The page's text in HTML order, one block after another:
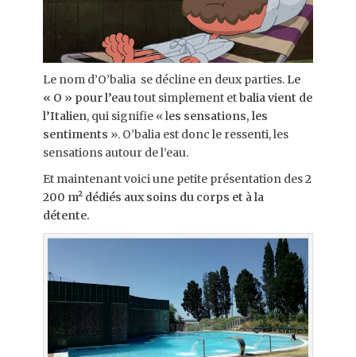
Le nom d’O’balia se décline en deux parties. Le
« O » pour l’eautout simplement etbalia vient de
l’Italien, qui signifie « les sensations, les
sentiments ». O’balia est donc le ressenti, les
sensations autour de l’eau.
Et maintenant voici une petite présentation des2
200 m² dédiés aux soins du corps et à la
détente.